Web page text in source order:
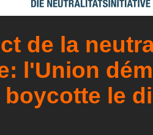
de la
l'Union
boycotte le